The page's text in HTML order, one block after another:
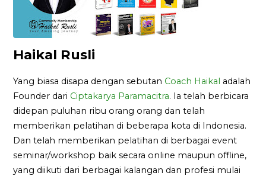
Haikal Rusli
Yang biasa disapa dengan sebutan Coach Haikal adalah
Founder dari Ciptakarya Paramacitra. Ia telah berbicara
didepan puluhan ribu orang orang dan telah
memberikan pelatihan di beberapa kota di Indonesia.
Dan telah memberikan pelatihan di berbagai event
seminar/workshop baik secara online maupun offline,
yang diikuti dari berbagai kalangan dan profesi mulai